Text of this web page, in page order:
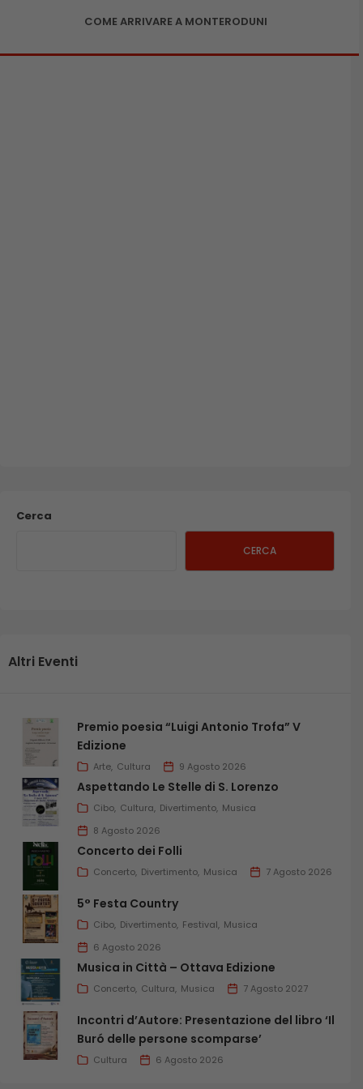
COME ARRIVARE A MONTERODUNI
Cerca
CERCA
Altri Eventi
Premio poesia “Luigi Antonio Trofa” V
Edizione
Arte Cultura 9 Agosto 2026
Aspettando Le Stelle di S. Lorenzo
Cibo Cultura Divertimento Musica
8 Agosto 2026
Concerto dei Folli
Concerto Divertimento Musica 7 Agosto 2026
5° Festa Country
Cibo Divertimento Festival Musica
6 Agosto 2026
Musica in Città – Ottava Edizione
Concerto Cultura Musica 7 Agosto 2027
Incontri d’Autore: Presentazione del libro ‘Il
Buró delle persone scomparse’
Cultura 6 Agosto 2026